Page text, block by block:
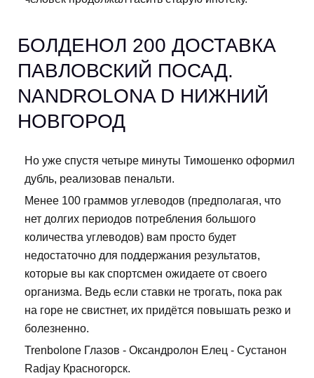
БОЛДЕНОЛ 200 ДОСТАВКА
ПАВЛОВСКИЙ ПОСАД.
NANDROLONA D НИЖНИЙ
НОВГОРОД
Но уже спустя четыре минуты Тимошенко оформил
дубль, реализовав пенальти.
Менее 100 граммов углеводов (предполагая, что
нет долгих периодов потребления большого
количества углеводов) вам просто будет
недостаточно для поддержания результатов,
которые вы как спортсмен ожидаете от своего
организма. Ведь если ставки не трогать, пока рак
на горе не свистнет, их придётся повышать резко и
болезненно.
Trenbolone Глазов - Оксандролон Елец - Сустанон
Radjay Красногорск.